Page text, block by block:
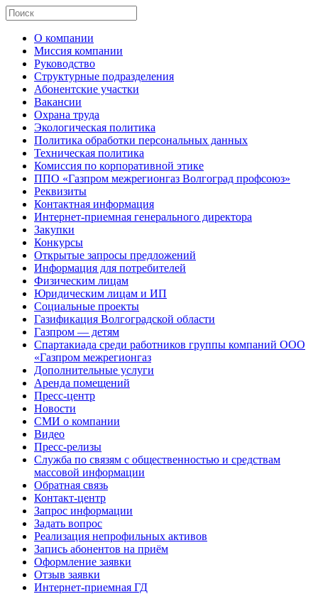
О компании
Миссия компании
Руководство
Структурные подразделения
Абонентские участки
Вакансии
Охрана труда
Экологическая политика
Политика обработки персональных данных
Техническая политика
Комиссия по корпоративной этике
ППО «Газпром межрегионгаз Волгоград профсоюз»
Реквизиты
Контактная информация
Интернет-приемная генерального директора
Закупки
Конкурсы
Открытые запросы предложений
Информация для потребителей
Физическим лицам
Юридическим лицам и ИП
Социальные проекты
Газификация Волгоградской области
Газпром — детям
Спартакиада среди работников группы компаний ООО
«Газпром межрегионгаз
Дополнительные услуги
Аренда помещений
Пресс-центр
Новости
СМИ о компании
Видео
Пресс-релизы
Служба по связям с общественностью и средствам
массовой информации
Обратная связь
Контакт-центр
Запрос информации
Задать вопрос
Реализация непрофильных активов
Запись абонентов на приём
Оформление заявки
Отзыв заявки
Интернет-приемная ГД